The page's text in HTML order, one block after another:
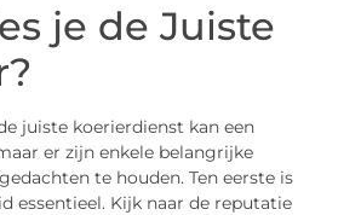
je de Juiste
juiste koerierdienst kan een
er zijn enkele belangrijke
te houden. Ten eerste is
essentieel. Kijk naar de reputatie